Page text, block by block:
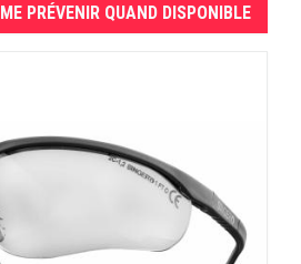
ME PRÉVENIR QUAND DISPONIBLE